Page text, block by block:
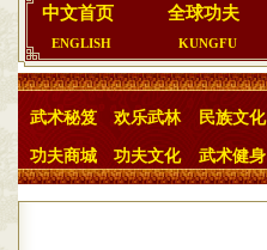
中文首页
ENGLISH
全球功夫
KUNGFU
武术秘笈 欢乐武林 民族文化
功夫商城 功夫文化 武术健身